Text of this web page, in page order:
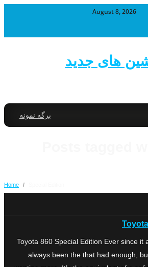
August 8, 2026
های جدید
برگه نمونه
Home /
Toyota 860 Special Edition Ever since it
always been the that had enough,